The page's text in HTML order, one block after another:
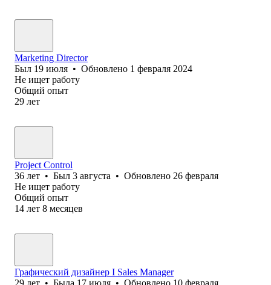
Marketing Director
Был 19 июля • Обновлено 1 февраля 2024
Не ищет работу
Общий опыт
29 лет
Project Control
36 лет • Был 3 августа • Обновлено 26 февраля
Не ищет работу
Общий опыт
14 лет 8 месяцев
Графический дизайнер I Sales Manager
29 лет • Была 17 июля • Обновлено 10 февраля